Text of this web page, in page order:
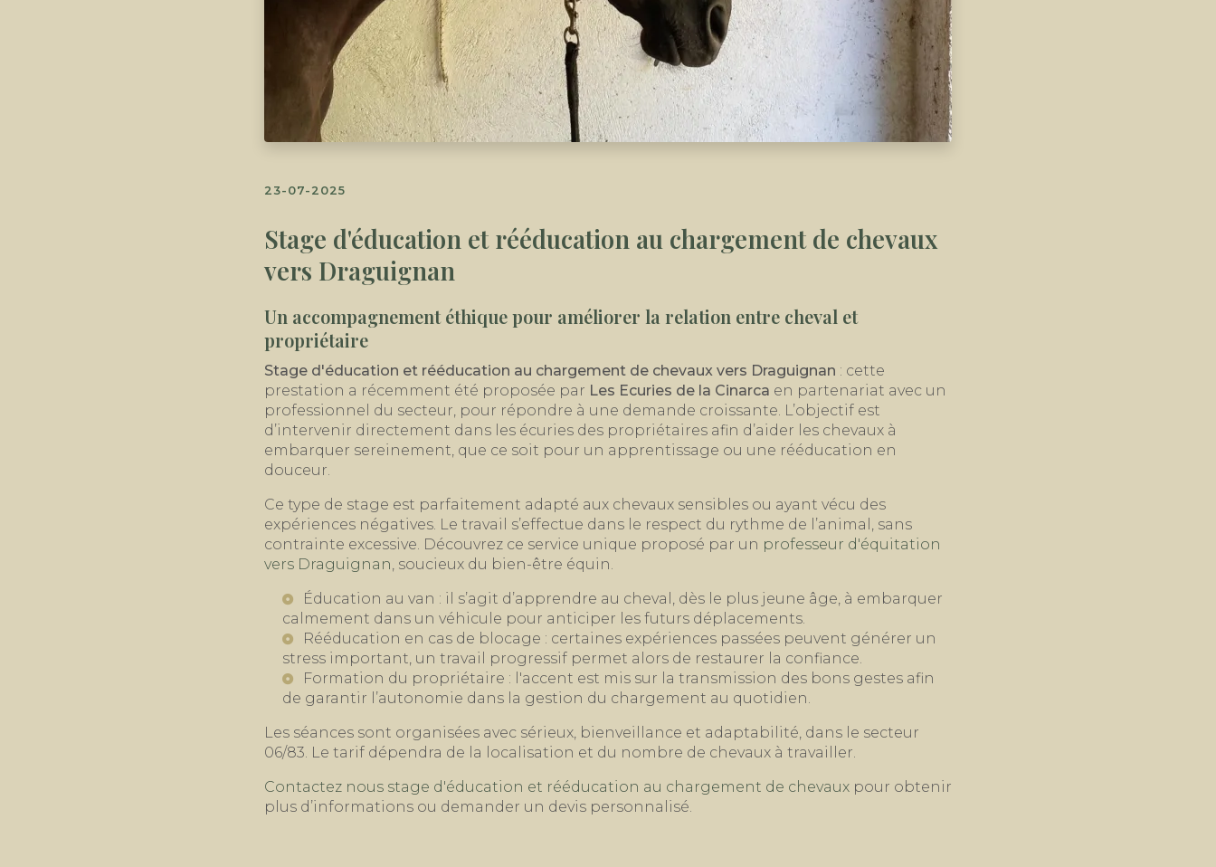
23-07-2025
Stage d'éducation et rééducation au chargement de chevaux
vers Draguignan
Un accompagnement éthique pour améliorer la relation entre cheval et
propriétaire
Stage d'éducation et rééducation au chargement de chevaux vers Draguignan : cette
prestation a récemment été proposée par Les Ecuries de la Cinarca en partenariat avec un
professionnel du secteur, pour répondre à une demande croissante. L’objectif est
d’intervenir directement dans les écuries des propriétaires afin d’aider les chevaux à
embarquer sereinement, que ce soit pour un apprentissage ou une rééducation en
douceur.
Ce type de stage est parfaitement adapté aux chevaux sensibles ou ayant vécu des
expériences négatives. Le travail s’effectue dans le respect du rythme de l’animal, sans
contrainte excessive. Découvrez ce service unique proposé par un professeur d'équitation
vers Draguignan , soucieux du bien-être équin.
Éducation au van : il s’agit d’apprendre au cheval, dès le plus jeune âge, à embarquer
calmement dans un véhicule pour anticiper les futurs déplacements.
Rééducation en cas de blocage : certaines expériences passées peuvent générer un
stress important, un travail progressif permet alors de restaurer la confiance.
Formation du propriétaire : l'accent est mis sur la transmission des bons gestes afin
de garantir l’autonomie dans la gestion du chargement au quotidien.
Les séances sont organisées avec sérieux, bienveillance et adaptabilité, dans le secteur
06/83. Le tarif dépendra de la localisation et du nombre de chevaux à travailler.
Contactez nous stage d'éducation et rééducation au chargement de chevaux pour obtenir
plus d’informations ou demander un devis personnalisé.